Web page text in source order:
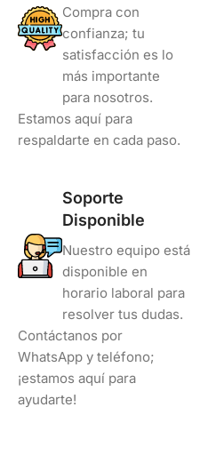
Compra con
confianza; tu
satisfacción es lo
más importante
para nosotros.
Estamos aquí para
respaldarte en cada paso.
Soporte
Disponible
Nuestro equipo está
disponible en
horario laboral para
resolver tus dudas.
Contáctanos por
WhatsApp y teléfono;
¡estamos aquí para
ayudarte!